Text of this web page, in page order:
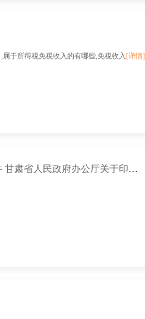
于所得税免税收入的有哪些,免税收入 [详情]
国家税务总局甘肃省税务局 最新文件 甘肃省人民政府办公厅关于印发促进高质量充分就业重点任务清单的通知